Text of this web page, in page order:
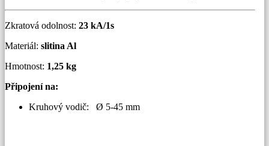
Zkratová odolnost: 23 kA/1s
Materiál: slitina Al
Hmotnost: 1,25 kg
Připojení na:
Kruhový vodič: Ø 5-45 mm